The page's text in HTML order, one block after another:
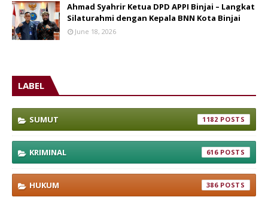
Ahmad Syahrir Ketua DPD APPI Binjai – Langkat
Silaturahmi dengan Kepala BNN Kota Binjai
June 18, 2026
LABEL
SUMUT 1182
KRIMINAL 616
HUKUM 386